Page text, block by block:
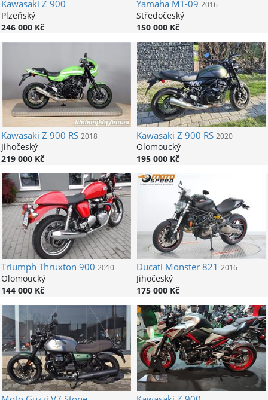
Kawasaki Z 900
Plzeňský
246 000 Kč
YamahaMT-09 2016
Středočeský
150 000 Kč
Kawasaki Z 900 RS 2018
Jihočeský
219 000 Kč
Kawasaki Z 900 RS 2020
Olomoucký
195 000 Kč
Triumph Thruxton 900 2010
Olomoucký
144 000 Kč
Ducati Monster 821 2016
Jihočeský
175 000 Kč